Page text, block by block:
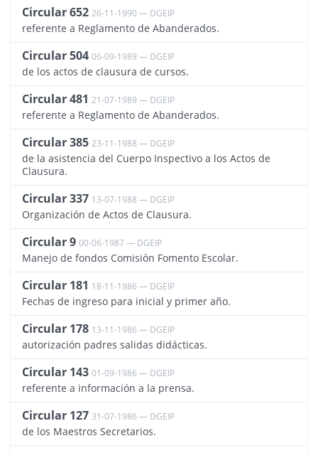
Circular 652 26-11-1990 — DGEIP
referente a Reglamento de Abanderados.
Circular 504 06-09-1989 — DGEIP
de los actos de clausura de cursos.
Circular 481 21-07-1989 — DGEIP
referente a Reglamento de Abanderados.
Circular 385 23-11-1988 — DGEIP
de la asistencia del Cuerpo Inspectivo a los Actos de
Clausura.
Circular 337 13-07-1988 — DGEIP
Organización de Actos de Clausura.
Circular 9 00-06-1987 — DGEIP
Manejo de fondos Comisión Fomento Escolar.
Circular 181 18-11-1986 — DGEIP
Fechas de ingreso para inicial y primer año.
Circular 178 13-11-1986 — DGEIP
autorización padres salidas didácticas.
Circular 143 01-09-1986 — DGEIP
referente a información a la prensa.
Circular 127 31-07-1986 — DGEIP
de los Maestros Secretarios.